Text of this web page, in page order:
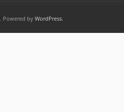
. Powered by WordPress.